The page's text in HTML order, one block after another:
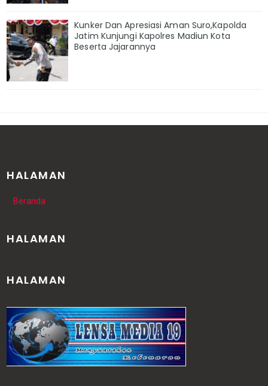
Kunker Dan Apresiasi Aman Suro,Kapolda
Jatim Kunjungi Kapolres Madiun Kota
Beserta Jajarannya
HALAMAN
Beranda
HALAMAN
HALAMAN